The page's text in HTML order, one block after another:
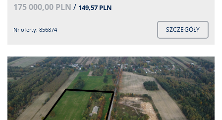
175 000,00 PLN / 149,57 PLN
Nr oferty: 856874 SZCZEGÓŁY